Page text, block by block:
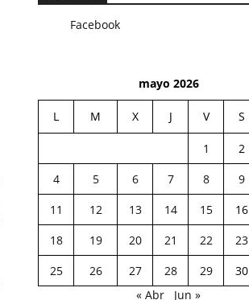
Facebook
mayo 2026
L M X J V S
1 2
4
5 6 7 8 9
11
12 13 14 15 16
18
19 20 21 22 23
25
26 27 28 29 30
« Abr
Jun »